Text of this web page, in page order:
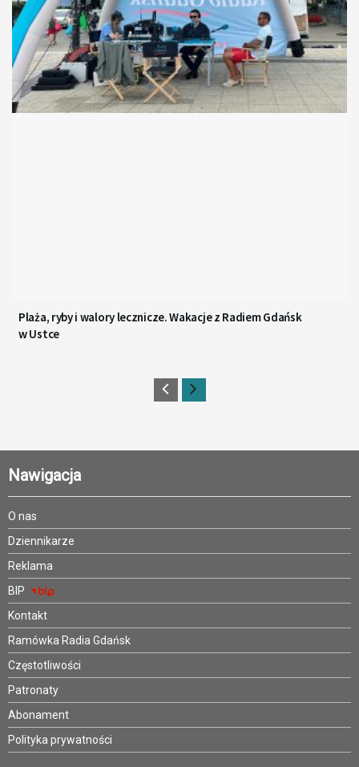
Plaża, ryby i walory lecznicze. Wakacje z Radiem Gdańsk
w Ustce
Nawigacja
O nas
Dziennikarze
Reklama
BIP
Kontakt
Ramówka Radia Gdańsk
Częstotliwości
Patronaty
Abonament
Polityka prywatności